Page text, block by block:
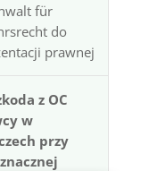
für
do
prawnej
z OC
w
przy